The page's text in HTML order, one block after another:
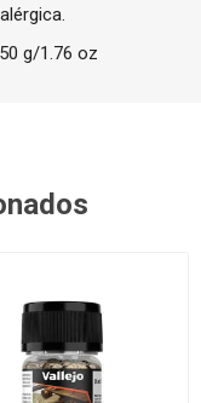
g/1.76 oz